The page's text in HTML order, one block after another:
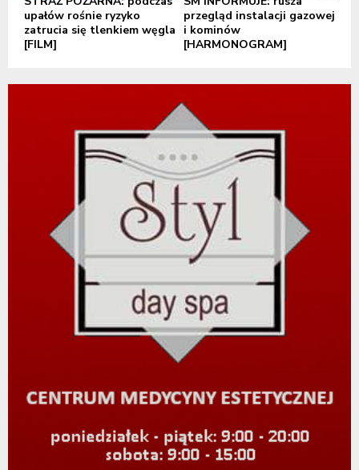
upałów rośnie ryzyko
zatrucia się tlenkiem węgla
[FILM]
przegląd instalacji gazowej
i kominów
[HARMONOGRAM]